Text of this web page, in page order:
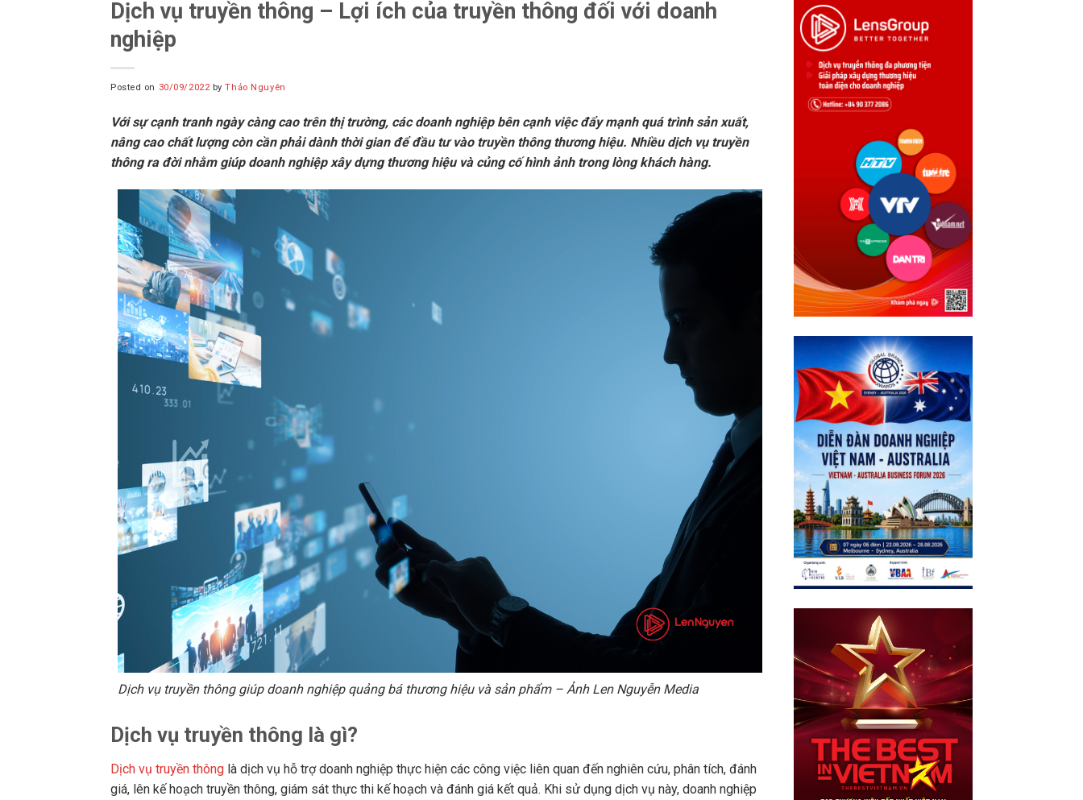
Dịch vụ truyền thông – Lợi ích của truyền thông đối với doanh
nghiệp
Posted on 30/09/2022 byThảo Nguyên
Với sự cạnh tranh ngày càng cao trên thị trường, các doanh nghiệp bên cạnh việc đẩy mạnh quá trình sản xuất,
nâng cao chất lượng còn cần phải dành thời gian để đầu tư vào truyền thông thương hiệu. Nhiều dịch vụ truyền
thông ra đời nhằm giúp doanh nghiệp xây dựng thương hiệu và củng cố hình ảnh trong lòng khách hàng.
Dịch vụ truyền thông giúp doanh nghiệp quảng bá thương hiệu và sản phẩm – Ảnh Len Nguyễn Media
Dịch vụ truyền thông là gì?
Dịch vụ truyền thông là dịch vụ hỗ trợ doanh nghiệp thực hiện các công việc liên quan đến nghiên cứu, phân tích, đánh
giá, lên kế hoạch truyền thông, giám sát thực thi kế hoạch và đánh giá kết quả. Khi sử dụng dịch vụ này, doanh nghiệp